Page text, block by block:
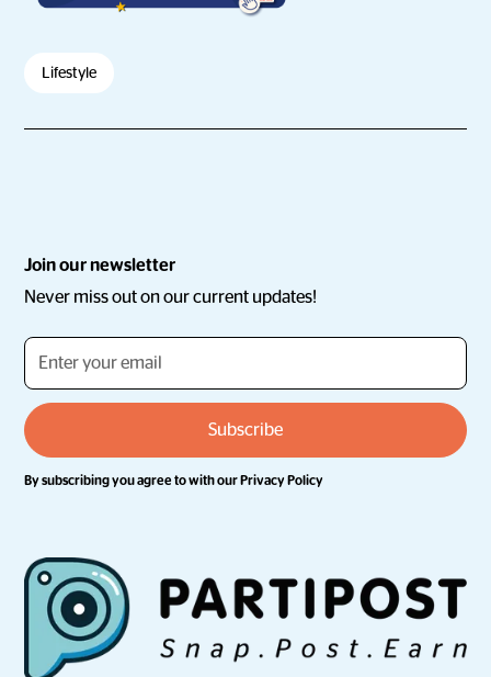
Lifestyle
Join our newsletter
Never miss out on our current updates!
By subscribing you agree to with ourPrivacy Policy